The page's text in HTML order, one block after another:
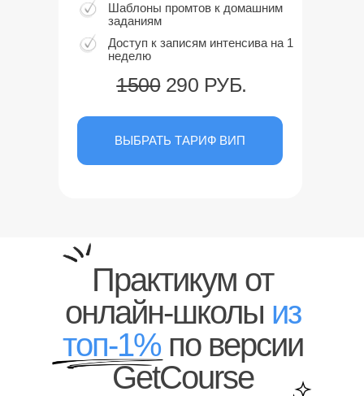
Шаблоны промтов к домашним
заданиям
Доступ к записям интенсива на 1
неделю
ВЫБРАТЬ ТАРИФ ВИП
1500290 РУБ.
Практикум от
онлайн-школы из
топ-1% по версии
GetCourse